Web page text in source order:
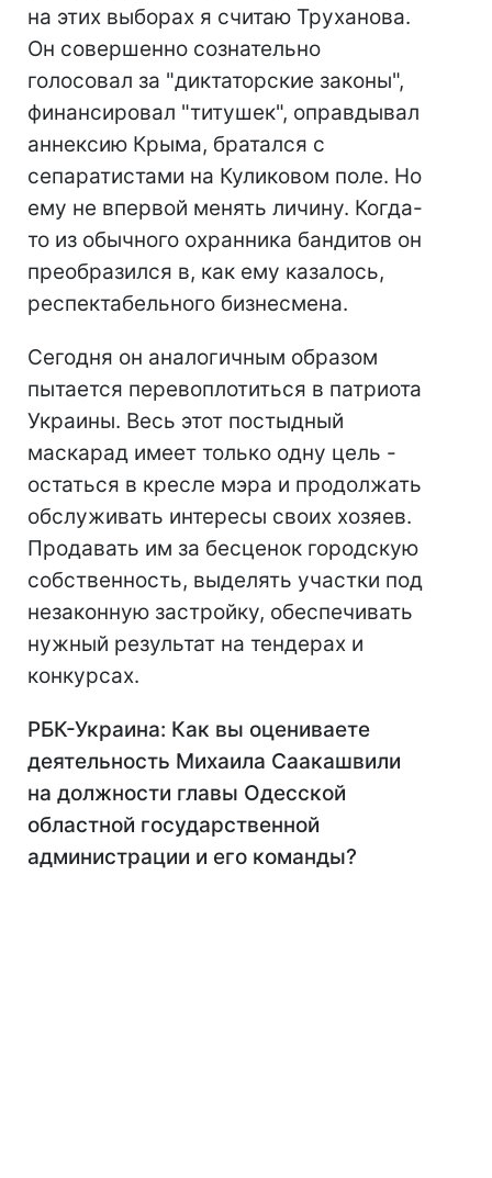
на этих выборах я считаю Труханова.
Он совершенно сознательно
голосовал за "диктаторские законы",
финансировал "титушек", оправдывал
аннексию Крыма, братался с
сепаратистами на Куликовом поле. Но
ему не впервой менять личину. Когда-
то из обычного охранника бандитов он
преобразился в, как ему казалось,
респектабельного бизнесмена.
Сегодня он аналогичным образом
пытается перевоплотиться в патриота
Украины. Весь этот постыдный
маскарад имеет только одну цель -
остаться в кресле мэра и продолжать
обслуживать интересы своих хозяев.
Продавать им за бесценок городскую
собственность, выделять участки под
незаконную застройку, обеспечивать
нужный результат на тендерах и
конкурсах.
РБК-Украина: Как вы оцениваете
деятельность Михаила Саакашвили
на должности главы Одесской
областной государственной
администрации и его команды?